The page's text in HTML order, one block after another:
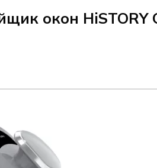
окон HiSTORY